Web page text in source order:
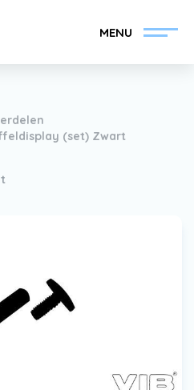
MENU
Vind uw VIB®-Dealer
(set) Zwart